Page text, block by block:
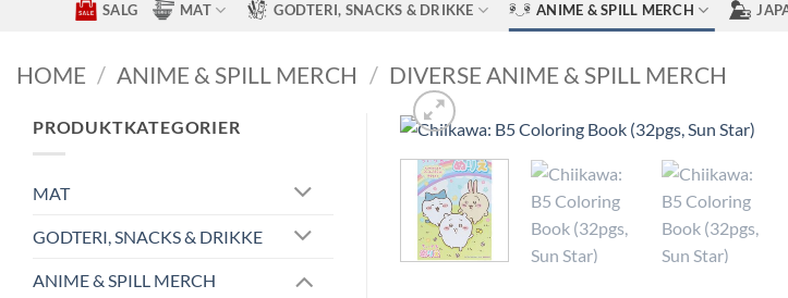
SALG MAT GODTERI, SNACKS & DRIKKE ANIME & SPILL MERCH
HOME / ANIME & SPILL MERCH / DIVERSE ANIME & SPILL MERCH
PRODUKTKATEGORIER
MAT
GODTERI, SNACKS & DRIKKE
ANIME & SPILL MERCH